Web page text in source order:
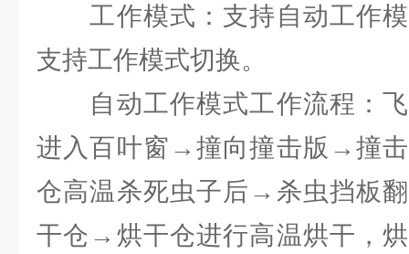
工作模式：支持自动工作模
支持工作模式切换。
自动工作模式工作流程：
进入百叶窗→撞向撞击版→撞
仓高温杀死虫子后→杀虫挡板
干仓→烘干仓进行高温烘干，